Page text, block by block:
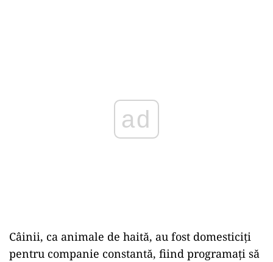
ad
Câinii, ca animale de haită, au fost domesticiți
pentru companie constantă, fiind programați să